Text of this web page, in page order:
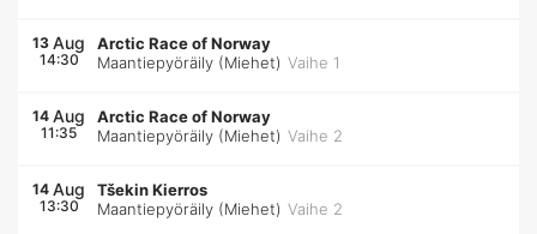
13 Aug
14:30
Arctic Race of Norway
Maantiepyöräily (Miehet) Vaihe 1
14 Aug
11:35
Arctic Race of Norway
Maantiepyöräily (Miehet) Vaihe 2
14 Aug
13:30
Tšekin Kierros
Maantiepyöräily (Miehet) Vaihe 2